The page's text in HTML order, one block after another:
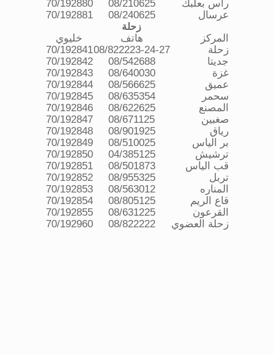
70/192880
08/210625
رأس بعلبك
70/192881
08/240625 عرسال
زحلة
خليوي هاتف
المركز
70/19284108/822223-24-27
زحلة
70/192842
08/542688
جديتا
70/192843
08/640030
غزة
70/192844
08/566625
عميق
70/192845
08/635354
سحمر
70/192846
08/622625
المصنع
70/192847
08/671125
صغبين
70/192848
08/901925
رياق
70/192849
08/510025
بر الياس
70/192850
04/385125
ترشيش
70/192851
08/501873
قب الياس
70/192852
08/955325
تربل
70/192853
08/563012
المناره
70/192854
08/805125
قاع الريم
70/192855
08/631225
القرعون
70/192960
08/822222 زحلة العضوي